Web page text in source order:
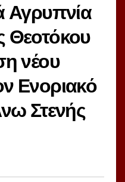
Αγρυπνία
Θεοτόκου
νέου
Ενοριακό
Στενής